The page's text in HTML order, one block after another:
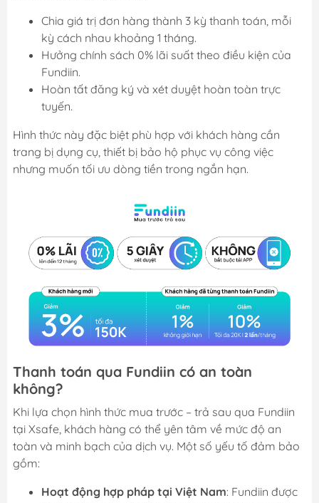
Chia giá trị đơn hàng thành 3 kỳ thanh toán, mỗi
kỳ cách nhau khoảng 1 tháng.
Hưởng chính sách 0% lãi suất theo điều kiện của
Fundiin.
Hoàn tất đăng ký và xét duyệt hoàn toàn trực
tuyến.
Hình thức này đặc biệt phù hợp với khách hàng cần
trang bị dụng cụ, thiết bị bảo hộ phục vụ công việc
nhưng muốn tối ưu dòng tiền trong ngắn hạn.
Thanh toán qua Fundiin có an toàn
không?
Khi lựa chọn hình thức mua trước – trả sau qua Fundiin
tại Xsafe, khách hàng có thể yên tâm về mức độ an
toàn và minh bạch của dịch vụ. Một số yếu tố đảm bảo
gồm:
Hoạt động hợp pháp tại Việt Nam: Fundiin được